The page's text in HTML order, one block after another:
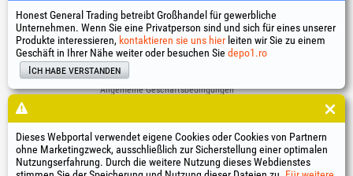
Nützliche Links
Allgemeine Geschäftsbedingungen
Identifikationsdaten des Unternehmens
Online-Streitbeilegung
Honest General Trading betreibt Großhandel für gewerbliche
Unternehmen. Wenn Sie eine Privatperson sind und sich für eines unserer
Produkte interessieren, kontaktieren sie uns hier leiten wir Sie zu einem
Geschäft in Ihrer Nähe weiter oder besuchen Sie depo1.ro
Ich habe verstanden
Dieses Webportal verwendet eigene Cookies oder Cookies von Partnern
ohne Marketingzweck, ausschließlich zur Sicherstellung einer optimalen
Nutzungserfahrung. Durch die weitere Nutzung dieses Webdienstes